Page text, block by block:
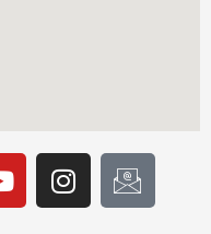
I
n
I
c